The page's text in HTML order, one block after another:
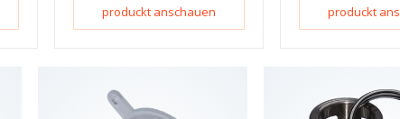
produckt anschauen produckt